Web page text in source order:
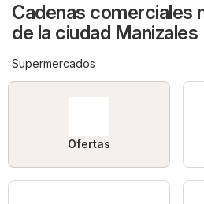
Cadenas comerciales
de la ciudad Manizales
Supermercados
Ofertas